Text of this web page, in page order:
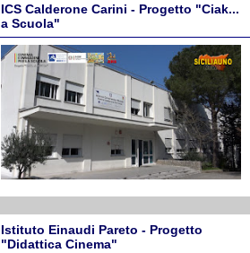
ICS Calderone Carini - Progetto "Ciak...
a Scuola"
Istituto Einaudi Pareto - Progetto
"Didattica Cinema"